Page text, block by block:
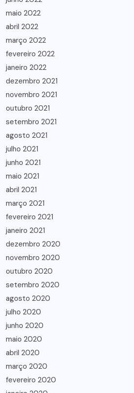
maio 2022
abril 2022
março 2022
fevereiro 2022
janeiro 2022
dezembro 2021
novembro 2021
outubro 2021
setembro 2021
agosto 2021
julho 2021
junho 2021
maio 2021
abril 2021
março 2021
fevereiro 2021
janeiro 2021
dezembro 2020
novembro 2020
outubro 2020
setembro 2020
agosto 2020
julho 2020
junho 2020
maio 2020
abril 2020
março 2020
fevereiro 2020